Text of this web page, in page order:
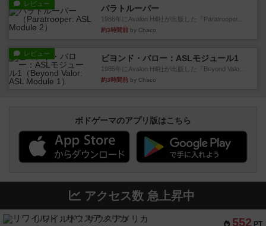
レビュー パラトルーパー
1986年にAvalon Hill社が出版した『Paratrooper...
約3時間前 by Chaco
レビュー ビヨンド・バロー：ASLモジュール1
1985年にAvalon Hill社が出版した『Beyond Valo...
約3時間前 by Chaco
ボドゲーマのアプリ版はこちら
アクセス数 急上昇中
552 PT
リワイルド：サウスアメリカ